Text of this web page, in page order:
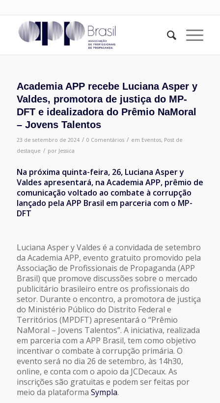
Academia APP recebe Luciana Asper y
Valdes, promotora de justiça do MP-
DFT e idealizadora do Prêmio NaMoral
– Jovens Talentos
23 de setembro de 2024 / 0 Comentários / em Eventos, Post de
destaque / por Jessica
Na próxima quinta-feira, 26, Luciana Asper y
Valdes apresentará, na Academia APP, prêmio de
comunicação voltado ao combate à corrupção
lançado pela APP Brasil em parceria com o MP-
DFT
Luciana Asper y Valdes é a convidada de setembro
da Academia APP, evento gratuito promovido pela
Associação de Profissionais de Propaganda (APP
Brasil) que promove discussões sobre o mercado
publicitário brasileiro entre os profissionais do
setor. Durante o encontro, a promotora de justiça
do Ministério Público do Distrito Federal e
Territórios (MPDFT) apresentará o “Prêmio
NaMoral – Jovens Talentos”. A iniciativa, realizada
em parceria com a APP Brasil, tem como objetivo
incentivar o combate à corrupção primária. O
evento será no dia 26 de setembro, às 14h30,
online, e conta com o apoio da JCDecaux. As
inscrições são gratuitas e podem ser feitas por
meio da plataforma Sympla.